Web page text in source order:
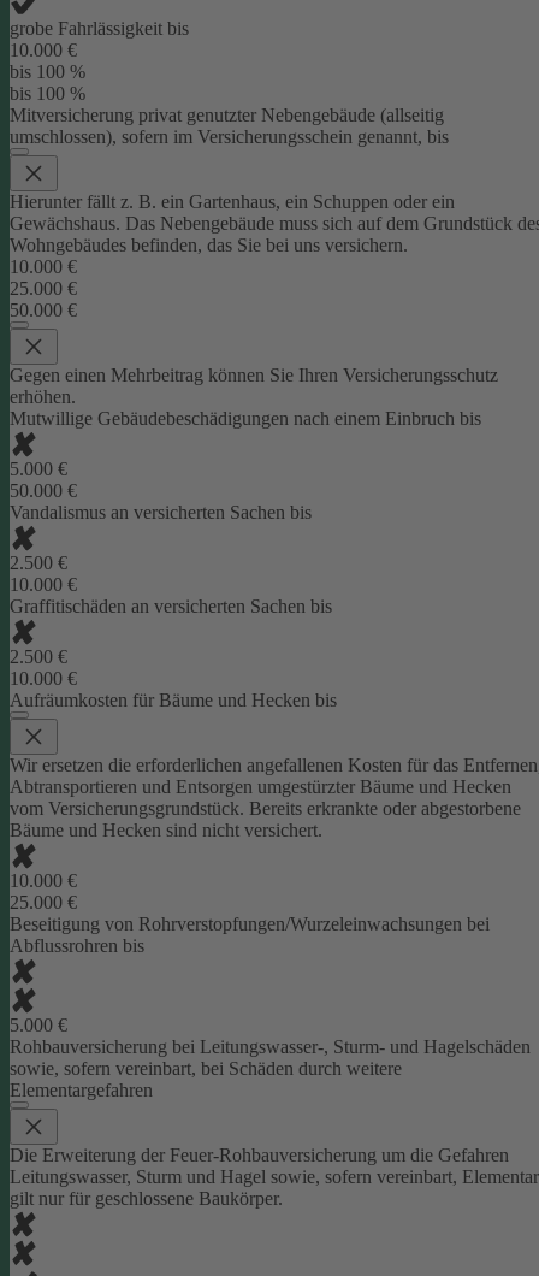
grobe Fahrlässigkeit bis
10.000 €
bis 100 %
bis 100 %
Mitversicherung privat genutzter Nebengebäude (allseitig
umschlossen), sofern im Versicherungsschein genannt, bis
Hierunter fällt z. B. ein Gartenhaus, ein Schuppen oder ein
Gewächshaus. Das Nebengebäude muss sich auf dem Grundstück
Wohngebäudes befinden, das Sie bei uns versichern.
10.000 €
25.000 €
50.000 €
Gegen einen Mehrbeitrag können Sie Ihren Versicherungsschutz
erhöhen.
Mutwillige Gebäudebeschädigungen nach einem Einbruch bis
5.000 €
50.000 €
Vandalismus an versicherten Sachen bis
2.500 €
10.000 €
Graffitischäden an versicherten Sachen bis
2.500 €
10.000 €
Aufräumkosten für Bäume und Hecken bis
Wir ersetzen die erforderlichen angefallenen Kosten für das
Abtransportieren und Entsorgen umgestürzter Bäume und Hecken
vom Versicherungsgrundstück. Bereits erkrankte oder abgestorbene
Bäume und Hecken sind nicht versichert.
10.000 €
25.000 €
Beseitigung von Rohrverstopfungen/Wurzeleinwachsungen bei
Abflussrohren bis
5.000 €
Rohbauversicherung bei Leitungswasser-, Sturm- und Hagelschäden
sowie, sofern vereinbart, bei Schäden durch weitere
Elementargefahren
Die Erweiterung der Feuer-Rohbauversicherung um die Gefahren
Leitungswasser, Sturm und Hagel sowie, sofern vereinbart, Elementar
gilt nur für geschlossene Baukörper.